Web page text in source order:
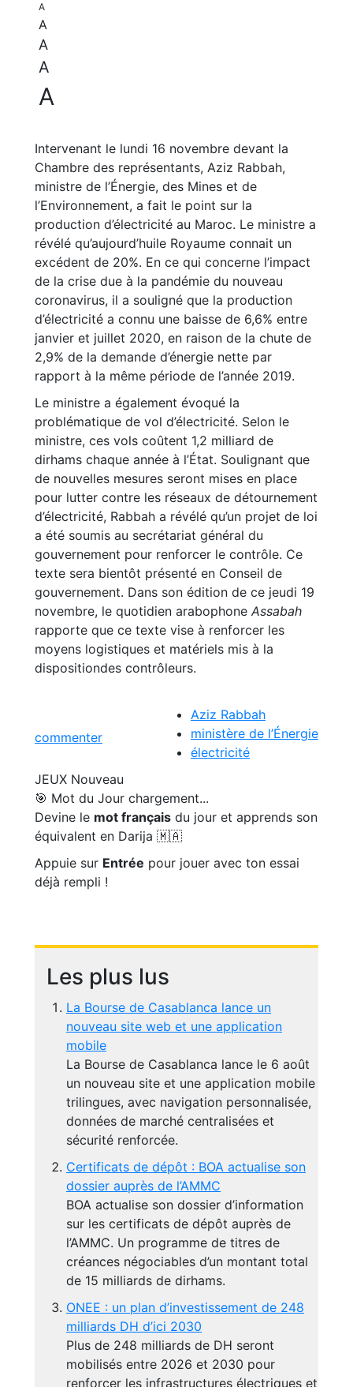
A
A
A
A
A
Intervenant le lundi 16 novembre devant la
Chambre des représentants, Aziz Rabbah,
ministre de l’Énergie, des Mines et de
l’Environnement, a fait le point sur la
production d’électricité au Maroc. Le ministre a
révélé qu’aujourd’huile Royaume connait un
excédent de 20%. En ce qui concerne l’impact
de la crise due à la pandémie du nouveau
coronavirus, il a souligné que la production
d’électricité a connu une baisse de 6,6% entre
janvier et juillet 2020, en raison de la chute de
2,9% de la demande d’énergie nette par
rapport à la même période de l’année 2019.
Le ministre a également évoqué la
problématique de vol d’électricité. Selon le
ministre, ces vols coûtent 1,2 milliard de
dirhams chaque année à l’État. Soulignant que
de nouvelles mesures seront mises en place
pour lutter contre les réseaux de détournement
d’électricité, Rabbah a révélé qu’un projet de loi
a été soumis au secrétariat général du
gouvernement pour renforcer le contrôle. Ce
texte sera bientôt présenté en Conseil de
gouvernement. Dans son édition de ce jeudi 19
novembre, le quotidien arabophone Assabah
rapporte que ce texte vise à renforcer les
moyens logistiques et matériels mis à la
dispositiondes contrôleurs.
commenter
Aziz Rabbah
ministère de l’Énergie
électricité
JEUX Nouveau
🎯 Mot du Jour chargement...
Devine le mot français du jour et apprends son
équivalent en Darija 🇲🇦
Appuie sur Entrée pour jouer avec ton essai
déjà rempli !
Les plus lus
La Bourse de Casablanca lance un
nouveau site web et une application
mobile
La Bourse de Casablanca lance le 6 août
un nouveau site et une application mobile
trilingues, avec navigation personnalisée,
données de marché centralisées et
sécurité renforcée.
Certificats de dépôt : BOA actualise son
dossier auprès de l’AMMC
BOA actualise son dossier d’information
sur les certificats de dépôt auprès de
l’AMMC. Un programme de titres de
créances négociables d’un montant total
de 15 milliards de dirhams.
ONEE : un plan d’investissement de 248
milliards DH d’ici 2030
Plus de 248 milliards de DH seront
mobilisés entre 2026 et 2030 pour
renforcer les infrastructures électriques et